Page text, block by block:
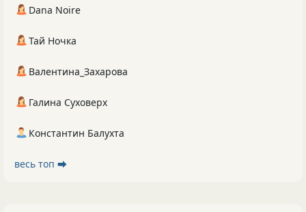
Dana Noire
Тай Ночка
Валентина_Захарова
Галина Суховерх
Константин Балухта
весь топ ⮕